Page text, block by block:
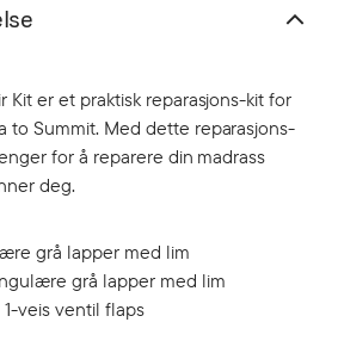
Kit er et praktisk reparasjons-kit for
to Summit. Med dette reparasjons-
for å reparere din madrass
deg.
grå lapper med lim
grå lapper med lim
veis ventil flaps